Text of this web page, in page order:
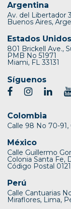
Argentina
Av. del Libertador
Buenos Aires,
Estados Unidos
801 Brickell Ave.,
PMB No 51971
Miami, FL 33131
Síguenos
Colombia
Calle 98 No 70-
México
Calle Guillermo
Colonia Santa Fe,
Código Postal
Perú
Calle Cantuarias
Miraflores, Lima,